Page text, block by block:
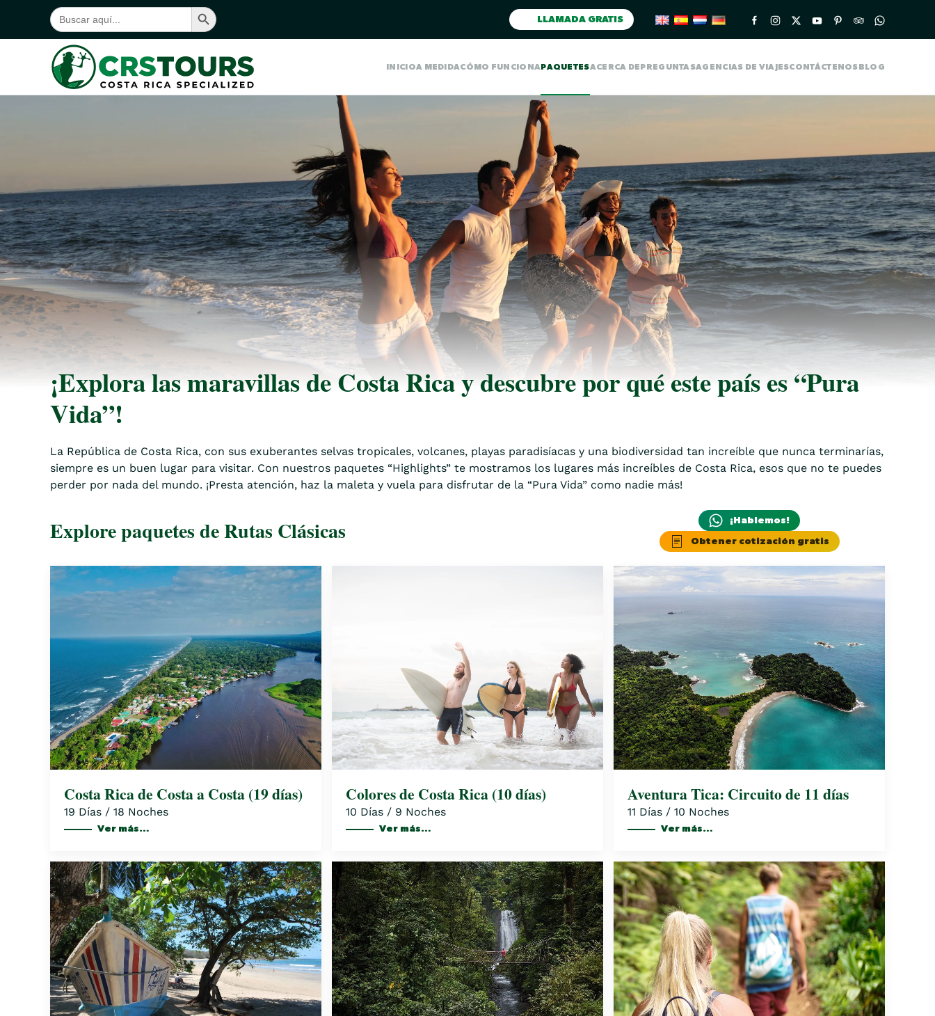
Ir al contenido principal
Buscar: Botón de búsqueda
LLAMADA GRATIS
INICIOA MEDIDACÓMO FUNCIONAPAQUETESACERCA DEPREGUNTASAGENCIAS DE VIAJESCONTÁCTENOSBLOG
¡Explora las maravillas de Costa Rica y descubre por qué este país es “Pura
Vida”!
La República de Costa Rica, con sus exuberantes selvas tropicales, volcanes, playas paradisíacas y una biodiversidad tan increíble que nunca terminarías,
siempre es un buen lugar para visitar. Con nuestros paquetes “Highlights” te mostramos los lugares más increíbles de Costa Rica, esos que no te puedes
perder por nada del mundo. ¡Presta atención, haz la maleta y vuela para disfrutar de la “Pura Vida” como nadie más!
Explore paquetes de Rutas Clásicas ¡Hablemos!
Obtener cotización gratis
Costa Rica de Costa a Costa (19 días)
19 Días / 18 Noches
Ver más…
Colores de Costa Rica (10 días)
10 Días / 9 Noches
Ver más…
Aventura Tica: Circuito de 11 días
11 Días / 10 Noches
Ver más…